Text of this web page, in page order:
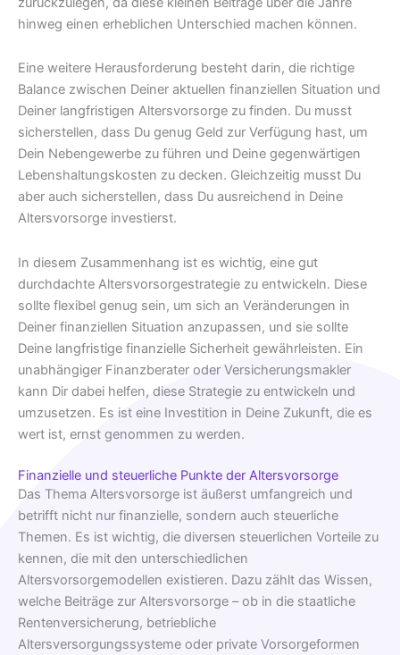
hinweg einen erheblichen Unterschied machen können.
Eine weitere Herausforderung besteht darin, die richtige
Balance zwischen Deiner aktuellen finanziellen Situation und
Deiner langfristigen Altersvorsorge zu finden. Du musst
sicherstellen, dass Du genug Geld zur Verfügung hast, um
Dein Nebengewerbe zu führen und Deine gegenwärtigen
Lebenshaltungskosten zu decken. Gleichzeitig musst Du
aber auch sicherstellen, dass Du ausreichend in Deine
Altersvorsorge investierst.
In diesem Zusammenhang ist es wichtig, eine gut
durchdachte Altersvorsorgestrategie zu entwickeln. Diese
sollte flexibel genug sein, um sich an Veränderungen in
Deiner finanziellen Situation anzupassen, und sie sollte
Deine langfristige finanzielle Sicherheit gewährleisten. Ein
unabhängiger Finanzberater oder Versicherungsmakler
kann Dir dabei helfen, diese Strategie zu entwickeln und
umzusetzen. Es ist eine Investition in Deine Zukunft, die es
wert ist, ernst genommen zu werden.
Finanzielle und steuerliche Punkte der Altersvorsorge
Das Thema Altersvorsorge ist äußerst umfangreich und
betrifft nicht nur finanzielle, sondern auch steuerliche
Themen. Es ist wichtig, die diversen steuerlichen Vorteile zu
kennen, die mit den unterschiedlichen
Altersvorsorgemodellen existieren. Dazu zählt das Wissen,
welche Beiträge zur Altersvorsorge – ob in die staatliche
Rentenversicherung, betriebliche
Altersversorgungssysteme oder private Vorsorgeformen